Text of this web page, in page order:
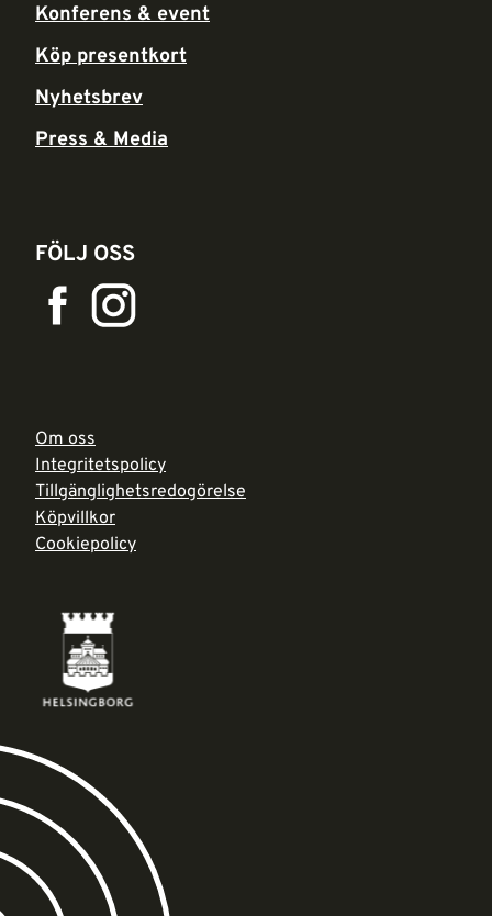
Konferens & event
Köp presentkort
Nyhetsbrev
Press & Media
FÖLJ OSS
Om oss
Integritetspolicy
Tillgänglighetsredogörelse
Köpvillkor
Cookiepolicy